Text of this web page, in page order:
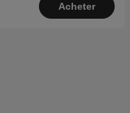
Acheter